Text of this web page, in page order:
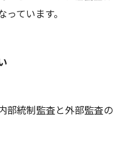
ています。
部統制監査と外部監査の